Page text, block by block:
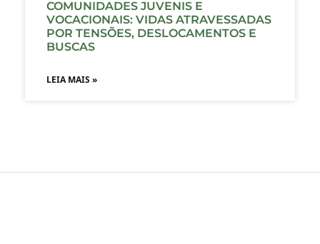
COMUNIDADES JUVENIS E
VOCACIONAIS: VIDAS ATRAVESSADAS
POR TENSÕES, DESLOCAMENTOS E
BUSCAS
LEIA MAIS »